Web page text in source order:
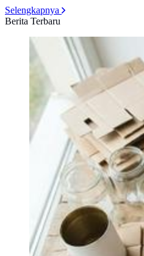
Selengkapnya
Berita Terbaru